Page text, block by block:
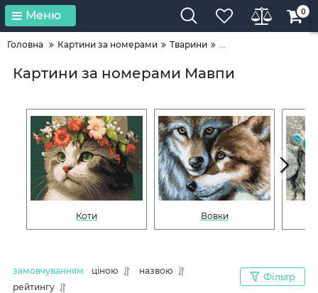
Меню 0
Головна Картини за номерами Тварини ...
Картини за номерами Мавпи
Коти Вовки
замовчуванням ціною
назвою
рейтингу
Фільтр